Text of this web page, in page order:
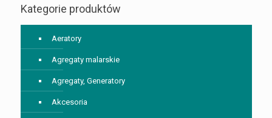
Kategorie produktów
Aeratory
Agregaty malarskie
Agregaty, Generatory
Akcesoria